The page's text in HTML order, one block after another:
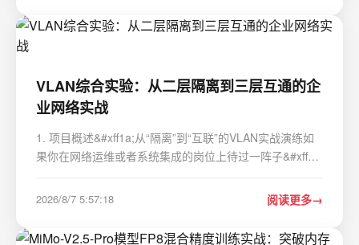
VLAN综合实验：从二层隔离到三层互通的企
业网络实战
1. 项目概述&#xff1a;从“隔离”到“互联”的VLAN实战演练如
果你在网络运维或者系统集成的岗位上待过一阵子&#xff0c;
百台设备的大平层网络&#xff0c;任何一台电脑的ARP请求都
2026/8/7 5:57:18 阅读更多